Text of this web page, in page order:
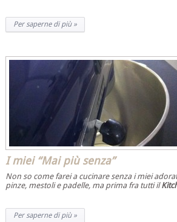
Per saperne di più »
I miei “Mai più senza”
Non so come farei a cucinare senza i miei
pinze, mestoli e padelle, ma prima fra tutti il
Per saperne di più »